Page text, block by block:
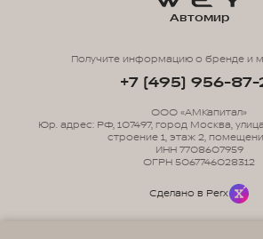
Автомир
Получите информацию о бренде и
+7 (495) 956-87-
ООО «АМКапитал»
Юр. адрес: РФ, 107497, город Москва, улица
строение 1, этаж 2,
ИНН 7708607959
ОГРН 5067746028312
Сделано в Perx